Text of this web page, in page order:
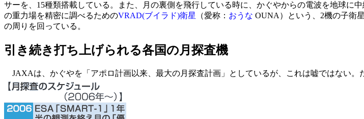
サーを、15種類搭載している。また、月の裏側を飛行している時に、かぐやからの電波を地球に中
の重力場を精密に調べるためのVRAD(ブイラド)衛星 （愛称： おうな OUNA）という、2機の子衛
の周りを回っている。
引き続き打ち上げられる各国の月探査機
JAXAは、かぐやを「アポロ計画以来、最大の月探査計画」としているが、これは嘘ではない